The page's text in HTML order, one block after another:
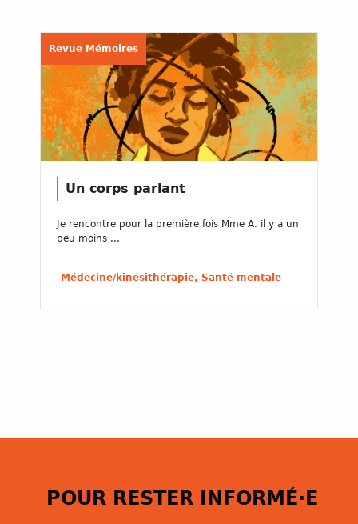
Revue Mémoires
Un corps parlant
Je rencontre pour la première fois Mme A. il y a un
peu moins ...
Médecine/kinésithérapie, Santé mentale
POUR RESTER INFORMÉ·E